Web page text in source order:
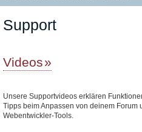
Support
Videos
Unsere Supportvideos erklären
Tipps beim Anpassen von deinem Forum
Webentwickler-Tools.